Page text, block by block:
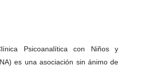
Psicoanalítica con Niños y
es una asociación sin ánimo de